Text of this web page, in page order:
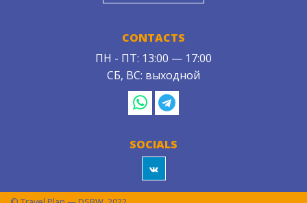
CONTACTS
ПН - ПТ: 13:00 — 17:00
СБ, ВС: выходной
SOCIALS